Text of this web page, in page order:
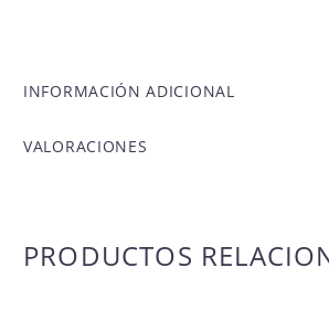
INFORMACIÓN ADICIONAL
VALORACIONES
PRODUCTOS